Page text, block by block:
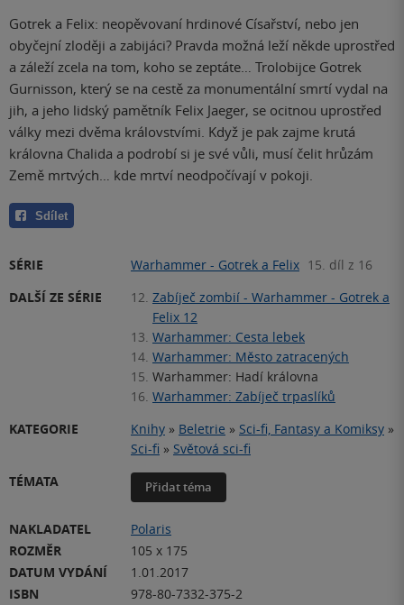
Gotrek a Felix: neopěvovaní hrdinové Císařství, nebo jen
obyčejní zloději a zabijáci? Pravda možná leží někde uprostřed
a záleží zcela na tom, koho se zeptáte… Trolobijce Gotrek
Gurnisson, který se na cestě za monumentální smrtí vydal na
jih, a jeho lidský pamětník Felix Jaeger, se ocitnou uprostřed
války mezi dvěma královstvími. Když je pak zajme krutá
královna Chalida a podrobí si je své vůli, musí čelit hrůzám
Země mrtvých… kde mrtví neodpočívají v pokoji.
Sdílet
SÉRIE Warhammer - Gotrek a Felix 15. díl z 16
DALŠÍ ZE SÉRIE
12. Zabíječ zombií - Warhammer - Gotrek a
Felix 12
13. Warhammer: Cesta lebek
14. Warhammer: Město zatracených
15. Warhammer: Hadí královna
16. Warhammer: Zabíječ trpaslíků
KATEGORIE
Knihy » Beletrie » Sci-fi, Fantasy a Komiksy »
Sci-fi » Světová sci-fi
TÉMATA
Přidat téma
NAKLADATEL
Polaris
ROZMĚR
105 x 175
DATUM VYDÁNÍ
1.01.2017
ISBN
978-80-7332-375-2